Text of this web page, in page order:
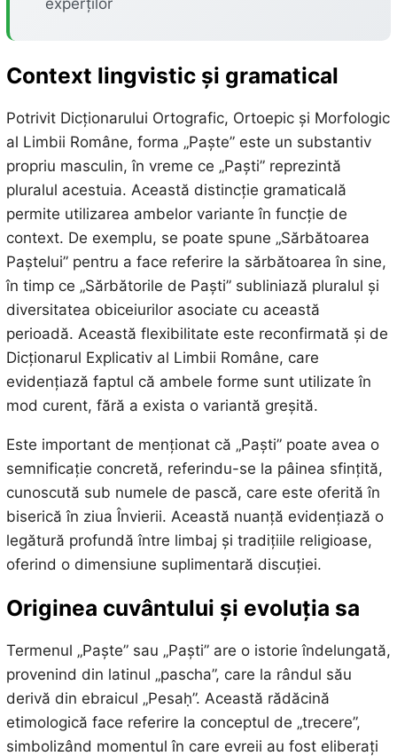
experților
Context lingvistic și gramatical
Potrivit Dicționarului Ortografic, Ortoepic și Morfologic
al Limbii Române, forma „Paște” este un substantiv
propriu masculin, în vreme ce „Paști” reprezintă
pluralul acestuia. Această distincție gramaticală
permite utilizarea ambelor variante în funcție de
context. De exemplu, se poate spune „Sărbătoarea
Paștelui” pentru a face referire la sărbătoarea în sine,
în timp ce „Sărbătorile de Paști” subliniază pluralul și
diversitatea obiceiurilor asociate cu această
perioadă. Această flexibilitate este reconfirmată și de
Dicționarul Explicativ al Limbii Române, care
evidențiază faptul că ambele forme sunt utilizate în
mod curent, fără a exista o variantă greșită.
Este important de menționat că „Paști” poate avea o
semnificație concretă, referindu-se la pâinea sfințită,
cunoscută sub numele de pască, care este oferită în
biserică în ziua Învierii. Această nuanță evidențiază o
legătură profundă între limbaj și tradițiile religioase,
oferind o dimensiune suplimentară discuției.
Originea cuvântului și evoluția sa
Termenul „Paște” sau „Paști” are o istorie îndelungată,
provenind din latinul „pascha”, care la rândul său
derivă din ebraicul „Pesaḥ”. Această rădăcină
etimologică face referire la conceptul de „trecere”,
simbolizând momentul în care evreii au fost eliberați